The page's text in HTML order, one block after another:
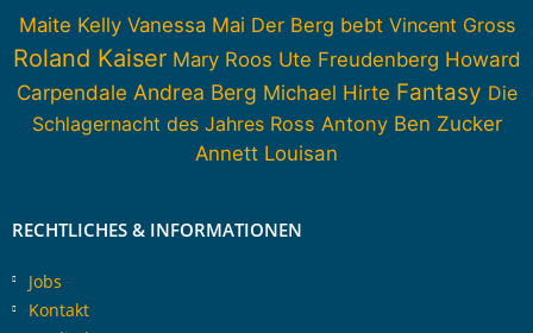
Maite Kelly Vanessa Mai Der Berg bebt Vincent Gross
Roland Kaiser Mary Roos Ute Freudenberg Howard
Carpendale Andrea Berg Michael Hirte Fantasy Die
Schlagernacht des Jahres Ross Antony Ben Zucker
Annett Louisan
RECHTLICHES & INFORMATIONEN
Jobs
Kontakt